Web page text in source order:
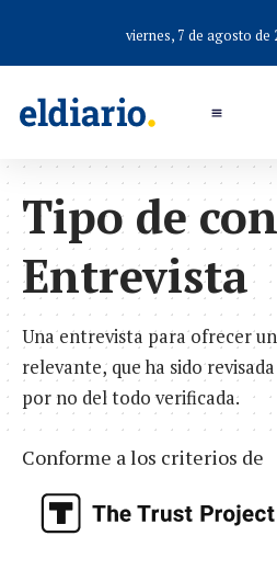
viernes, 7 de agosto de
Tipo de
Entrevista
Una entrevista para ofrecer
relevante, que ha sido
por no del todo verificada.
Conforme a los criterios de